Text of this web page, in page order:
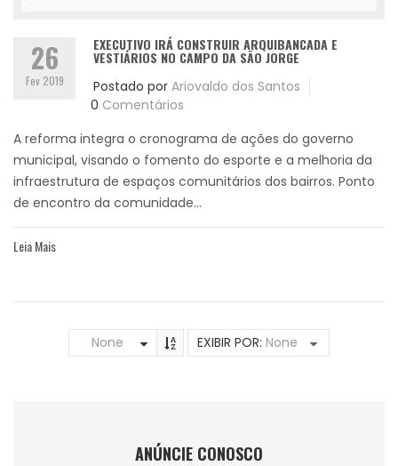
26
Fev 2019
EXECUTIVO IRÁ CONSTRUIR ARQUIBANCADA E
VESTIÁRIOS NO CAMPO DA SÃO JORGE
Postado por Ariovaldo dos Santos
0 Comentários
A reforma integra o cronograma de ações do governo
municipal, visando o fomento do esporte e a melhoria da
infraestrutura de espaços comunitários dos bairros. Ponto
de encontro da comunidade...
Leia Mais
None EXIBIR POR: None
ANÚNCIE CONOSCO